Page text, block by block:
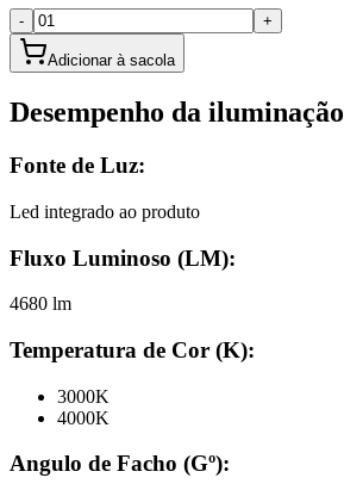
- +
Adicionar à sacola
Desempenho da iluminação
Fonte de Luz:
Led integrado ao produto
Fluxo Luminoso (LM):
4680 lm
Temperatura de Cor (K):
3000K
4000K
Angulo de Facho (Gº):